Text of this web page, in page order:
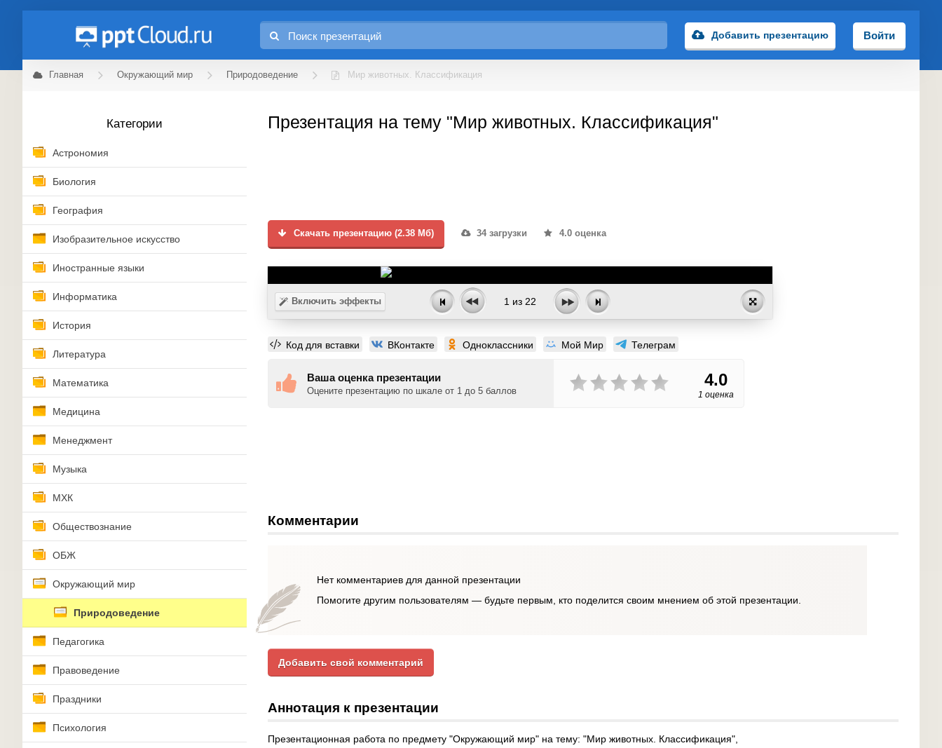
Добавить презентацию Войти
Главная Окружающий мир Природоведение Мир животных. Классификация
Категории
Астрономия
Биология
География
Изобразительное искусство
Иностранные языки
Информатика
История
Литература
Математика
Медицина
Менеджмент
Музыка
МХК
Обществознание
ОБЖ
Окружающий мир
Природоведение
Педагогика
Правоведение
Праздники
Психология
Презентация на тему "Мир животных. Классификация"
Скачать презентацию (2.38 Мб) 34 загрузки 4.0 оценка
Включить эффекты 1 из 22
Код для вставки ВКонтакте Одноклассники Мой Мир Телеграм
Ваша оценка презентации
Оцените презентацию по шкале от 1 до 5 баллов
4.0
1 оценка
Комментарии
Нет комментариев для данной презентации
Помогите другим пользователям — будьте первым, кто поделится своим мнением об этой презентации.
Добавить свой комментарий
Аннотация к презентации
Презентационная работа по предмету "Окружающий мир" на тему: "Мир животных. Классификация",